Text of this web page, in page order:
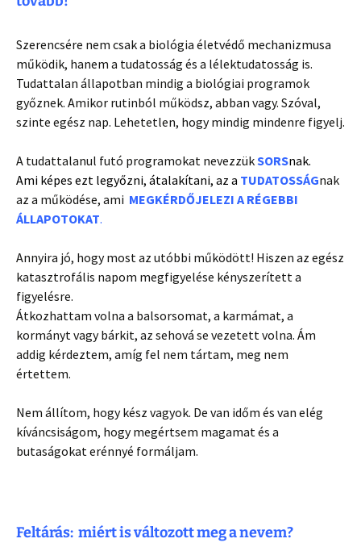
Szerencsére nem csak a biológia életvédő mechanizmusa
működik, hanem a tudatosság és a lélektudatosság is.
Tudattalan állapotban mindig a biológiai programok
győznek. Amikor rutinból működsz, abban vagy. Szóval,
szinte egész nap. Lehetetlen, hogy mindig mindenre figyelj.
A tudattalanul futó programokat nevezzükSORSnak.
Ami képes ezt legyőzni, átalakítani, az a TUDATOSSÁGnak
az a működése, ami MEGKÉRDŐJELEZI A RÉGEBBI
ÁLLAPOTOKAT.
Annyira jó, hogy most az utóbbi működött! Hiszen az egész
katasztrofális napom megfigyelése kényszerített a
figyelésre.
Átkozhattam volna a balsorsomat, a karmámat, a
kormányt vagy bárkit, az sehová se vezetett volna. Ám
addig kérdeztem, amíg fel nem tártam, meg nem
értettem.
Nem állítom, hogy kész vagyok. De van időm és van elég
kíváncsiságom, hogy megértsem magamat és a
butaságokat erénnyé formáljam.
Feltárás: miért is változott meg a nevem?